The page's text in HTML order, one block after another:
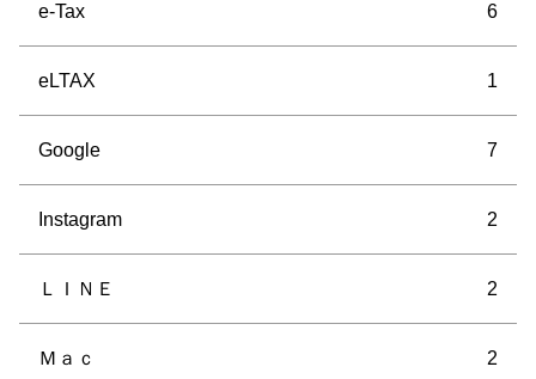
e-Tax 6
eLTAX 1
Google 7
Instagram 2
ＬＩＮＥ 2
Ｍａｃ 2